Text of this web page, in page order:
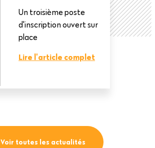
Un troisième poste
d'inscription ouvert sur
place
Lire l'article complet
Voir toutes les actualités